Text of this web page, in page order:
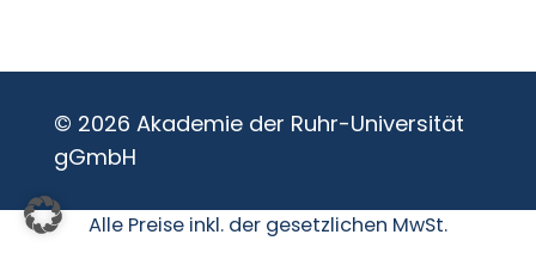
© 2026 Akademie der Ruhr-Universität
gGmbH
Alle Preise inkl. der gesetzlichen MwSt.